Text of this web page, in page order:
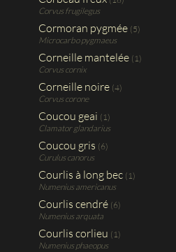
Corvus frugilegus
Cormoran pygmée (5)
Microcarbo pygmaeus
Corneille mantelée (1)
Corvus cornix
Corneille noire (4)
Corvus corone
Coucou geai (1)
Clamator glandarius
Coucou gris (6)
Curulus canorus
Courlis à long bec (1)
Numenius americanus
Courlis cendré (6)
Numenius arquata
Courlis corlieu (1)
Numenius phaeopus